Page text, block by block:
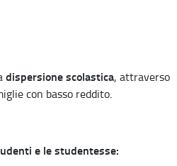
dispersione scolastica, attraverso
con basso reddito.
e le studentesse: